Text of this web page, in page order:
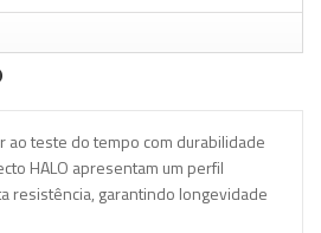
ao teste do tempo com durabilidade
HALO apresentam um perfil
resistência, garantindo longevidade